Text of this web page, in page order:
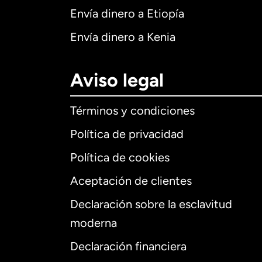
Envía dinero a Etiopía
Envía dinero a Kenia
Aviso legal
Términos y condiciones
Política de privacidad
Política de cookies
Aceptación de clientes
Declaración sobre la esclavitud
moderna
Declaración financiera
Internacional